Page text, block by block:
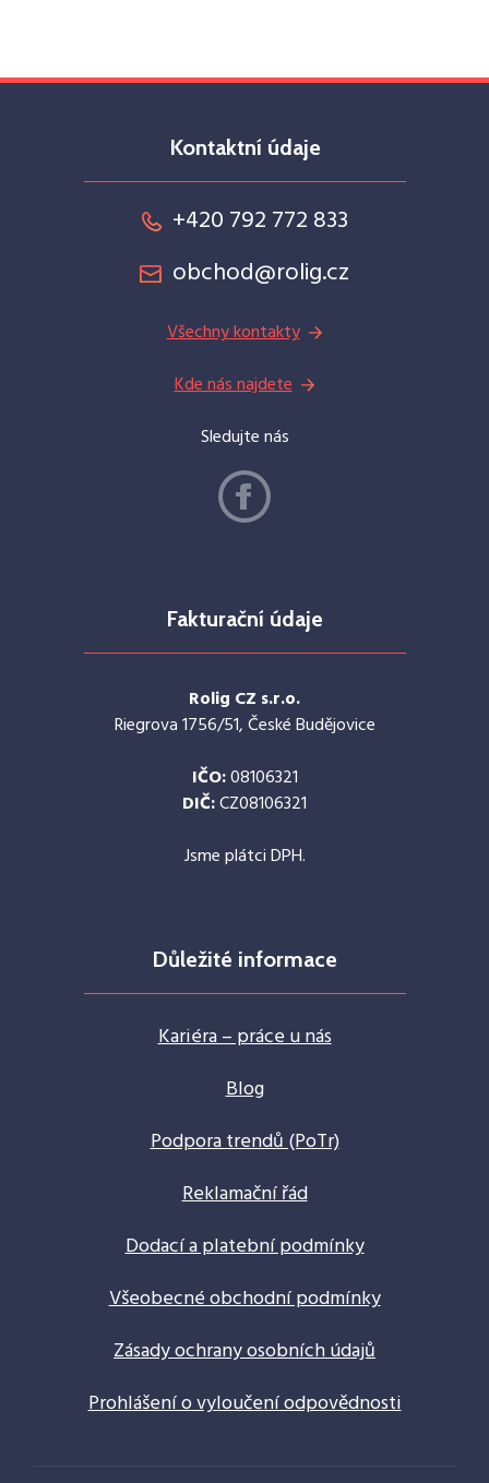
Kontaktní údaje
+420 792 772 833
obchod@rolig.cz
Všechny kontakty
Kde nás najdete
Sledujte nás
Fakturační údaje
Rolig CZ s.r.o.
Riegrova 1756/51, České Budějovice
IČO:08106321
DIČ:CZ08106321
Jsme plátci DPH.
Důležité informace
Kariéra – práce u nás
Blog
Podpora trendů (PoTr)
Reklamační řád
Dodací a platební podmínky
Všeobecné obchodní podmínky
Zásady ochrany osobních údajů
Prohlášení o vyloučení odpovědnosti